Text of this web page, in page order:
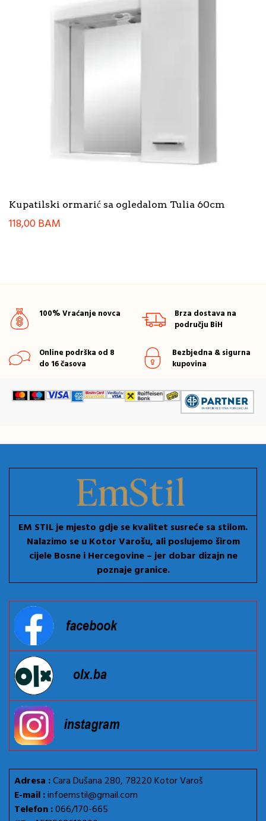
Kupatilski ormarić sa ogledalom Tulia 60cm
118,00BAM
100% Vraćanje novca
Brza dostava na
području BiH
Online podrška od 8
do 16 časova
Bezbjedna & sigurna
kupovina
EM STIL je mjesto gdje se kvalitet susreće sa stilom.
Nalazimo se u Kotor Varošu, ali poslujemo širom
cijele Bosne i Hercegovine – jer dobar dizajn ne
poznaje granice.
Adresa :Cara Dušana 280, 78220 Kotor Varoš
E-mail :infoemstil@gmail.com
Telefon :066/170-665